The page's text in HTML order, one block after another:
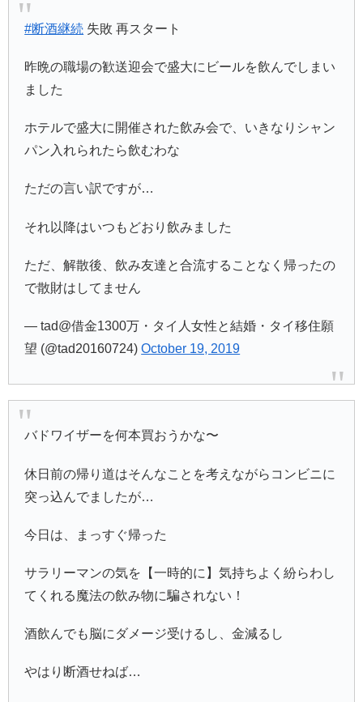
#断酒継続 失敗 再スタート
昨晩の職場の歓送迎会で盛大にビールを飲んでしまい
ました
ホテルで盛大に開催された飲み会で、いきなりシャン
パン入れられたら飲むわな
ただの言い訳ですが…
それ以降はいつもどおり飲みました
ただ、解散後、飲み友達と合流することなく帰ったの
で散財はしてません
— tad@借金1300万・タイ人女性と結婚・タイ移住願
望 (@tad20160724)October 19, 2019
バドワイザーを何本買おうかな〜
休日前の帰り道はそんなことを考えながらコンビニに
突っ込んでましたが…
今日は、まっすぐ帰った
サラリーマンの気を【一時的に】気持ちよく紛らわし
てくれる魔法の飲み物に騙されない！
酒飲んでも脳にダメージ受けるし、金減るし
やはり断酒せねば…